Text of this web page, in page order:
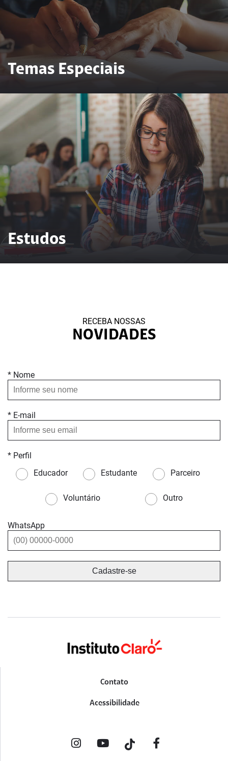
Temas Especiais
Estudos
RECEBA NOSSAS
NOVIDADES
* Nome
* E-mail
* Perfil
Educador
Estudante Parceiro
Voluntário Outro
WhatsApp
Contato
Acessibilidade